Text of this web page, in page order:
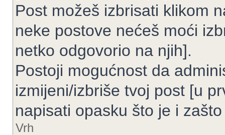
Post možeš izbrisati klikom
neke postove nećeš moći
netko odgovorio na njih].
Postoji mogućnost da
izmijeni/izbriše tvoj post [u
napisati opasku što je i
Vrh